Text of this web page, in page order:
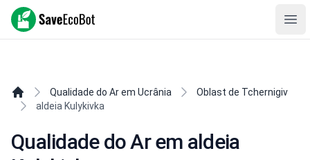
SaveEcoBot
Qualidade do Ar em Ucrânia
Oblast de Tchernigiv
aldeia Kulykivka
Qualidade do Ar em aldeia